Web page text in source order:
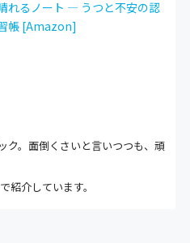
れるノート ― うつと不安の認
帳 [Amazon]
ク。面倒くさいと言いつつも、頑
紹介しています。